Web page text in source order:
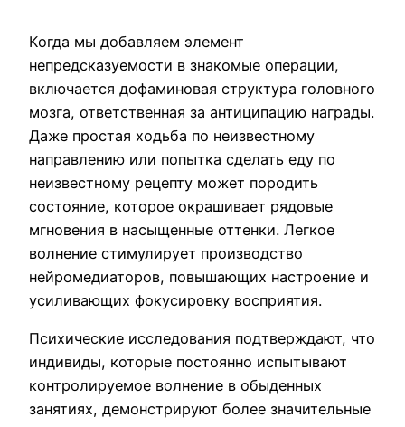
Когда мы добавляем элемент
непредсказуемости в знакомые операции,
включается дофаминовая структура головного
мозга, ответственная за антиципацию награды.
Даже простая ходьба по неизвестному
направлению или попытка сделать еду по
неизвестному рецепту может породить
состояние, которое окрашивает рядовые
мгновения в насыщенные оттенки. Легкое
волнение стимулирует производство
нейромедиаторов, повышающих настроение и
усиливающих фокусировку восприятия.
Психические исследования подтверждают, что
индивиды, которые постоянно испытывают
контролируемое волнение в обыденных
занятиях, демонстрируют более значительные